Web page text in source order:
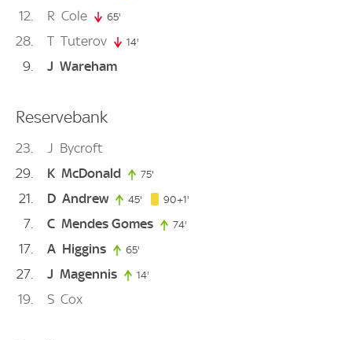
12 R Cole 65'
28 T Tuterov 14'
9 J Wareham
Reservebank
23 J Bycroft
29
K McDonald 75'
21 D Andrew 45' 45. minute
90+1'
7 C Mendes Gomes 74'
17 A Higgins 65'
27 J Magennis 14'
19 S Cox